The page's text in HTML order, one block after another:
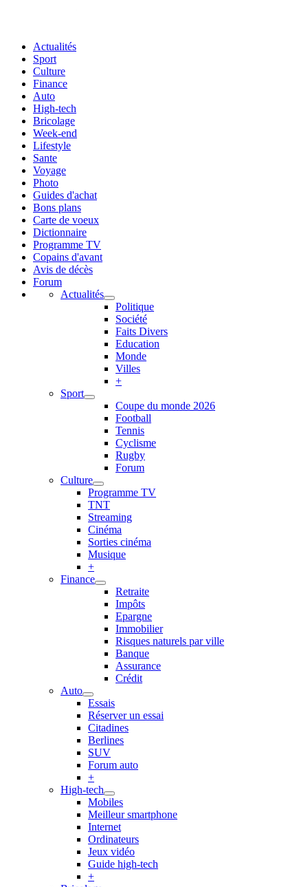
Actualités
Sport
Culture
Finance
Auto
High-tech
Bricolage
Week-end
Lifestyle
Sante
Voyage
Photo
Guides d'achat
Bons plans
Carte de voeux
Dictionnaire
Programme TV
Copains d'avant
Avis de décès
Forum
Actualités
Politique
Société
Faits Divers
Education
Monde
Villes
+
Sport
Coupe du monde 2026
Football
Tennis
Cyclisme
Rugby
Forum
Culture
Programme TV
TNT
Streaming
Cinéma
Sorties cinéma
Musique
+
Finance
Retraite
Impôts
Epargne
Immobilier
Risques naturels par ville
Banque
Assurance
Crédit
Auto
Essais
Réserver un essai
Citadines
Berlines
SUV
Forum auto
+
High-tech
Mobiles
Meilleur smartphone
Internet
Ordinateurs
Jeux vidéo
Guide high-tech
+